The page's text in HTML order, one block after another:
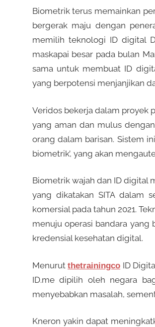
Biometrik terus memainkan
bergerak maju dengan
memilih teknologi ID digital
maskapai besar pada bulan
sama untuk membuat ID
yang berpotensi menjanjikan
Veridos bekerja dalam proyek
yang aman dan mulus
orang dalam barisan. Sistem
biometrik’, yang akan
Biometrik wajah dan ID digital
yang dikatakan SITA dalam
komersial pada tahun 2021.
menuju operasi bandara yang
kredensial kesehatan digital.
Menurutthetrainingco ID
ID.me dipilih oleh negara
menyebabkan masalah,
Kneron yakin dapat